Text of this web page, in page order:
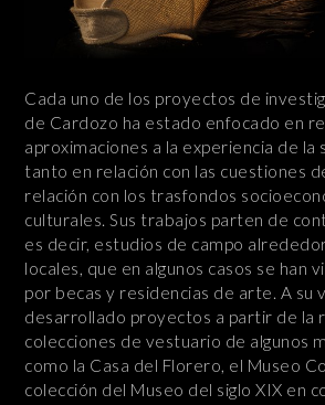
Cada uno de los proyectos de
de Cardozo ha estado enfocado en
aproximaciones a la experiencia de la
tanto en relación con las cuestiones
relación con los trasfondos
culturales. Sus trabajos parten de
es decir, estudios de campo
locales, que en algunos casos se han
por becas y residencias de arte. A su
desarrollado proyectos a partir de la
colecciones de vestuario de algunos
como la Casa del Florero, el Museo
colección del Museo del siglo XIX en